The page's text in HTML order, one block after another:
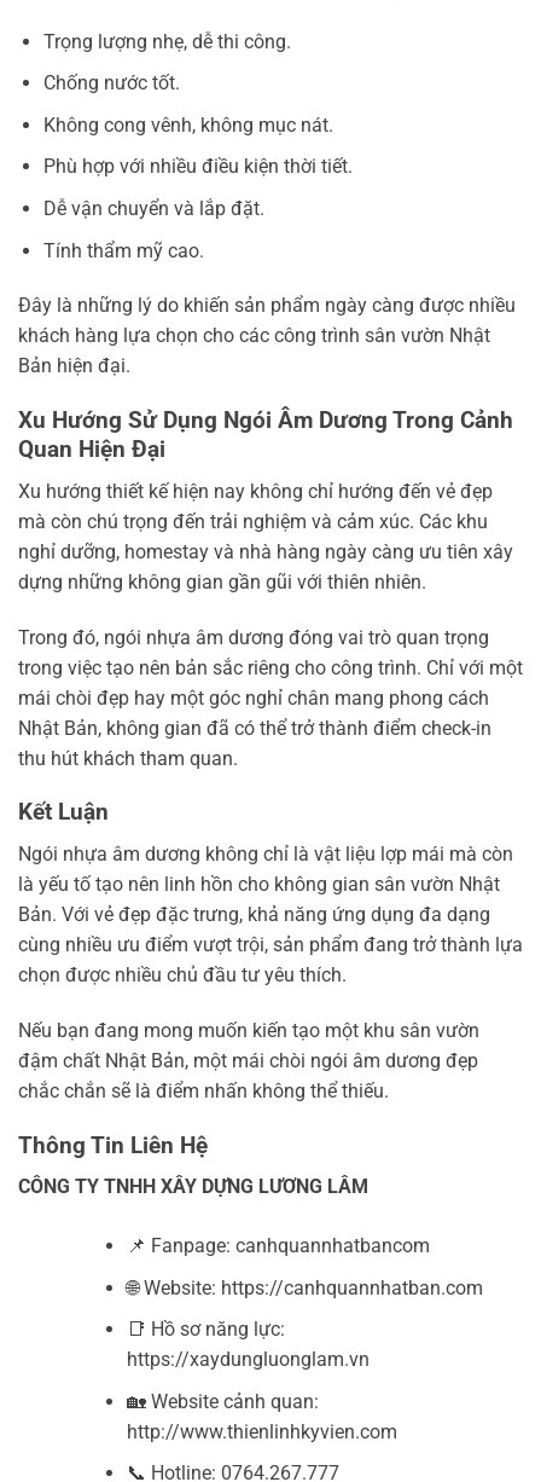
Trọng lượng nhẹ, dễ thi công.
Chống nước tốt.
Không cong vênh, không mục nát.
Phù hợp với nhiều điều kiện thời tiết.
Dễ vận chuyển và lắp đặt.
Tính thẩm mỹ cao.
Đây là những lý do khiến sản phẩm ngày càng được nhiều
khách hàng lựa chọn cho các công trình sân vườn Nhật
Bản hiện đại.
Xu Hướng Sử Dụng Ngói Âm Dương Trong Cảnh
Quan Hiện Đại
Xu hướng thiết kế hiện nay không chỉ hướng đến vẻ đẹp
mà còn chú trọng đến trải nghiệm và cảm xúc. Các khu
nghỉ dưỡng, homestay và nhà hàng ngày càng ưu tiên xây
dựng những không gian gần gũi với thiên nhiên.
Trong đó, ngói nhựa âm dương đóng vai trò quan trọng
trong việc tạo nên bản sắc riêng cho công trình. Chỉ với một
mái chòi đẹp hay một góc nghỉ chân mang phong cách
Nhật Bản, không gian đã có thể trở thành điểm check-in
thu hút khách tham quan.
Kết Luận
Ngói nhựa âm dương không chỉ là vật liệu lợp mái mà còn
là yếu tố tạo nên linh hồn cho không gian sân vườn Nhật
Bản. Với vẻ đẹp đặc trưng, khả năng ứng dụng đa dạng
cùng nhiều ưu điểm vượt trội, sản phẩm đang trở thành lựa
chọn được nhiều chủ đầu tư yêu thích.
Nếu bạn đang mong muốn kiến tạo một khu sân vườn
đậm chất Nhật Bản, một mái chòi ngói âm dương đẹp
chắc chắn sẽ là điểm nhấn không thể thiếu.
Thông Tin Liên Hệ
CÔNG TY TNHH XÂY DỰNG LƯƠNG LÂM
📌 Fanpage: canhquannhatbancom
🌐 Website: https://canhquannhatban.com
📑 Hồ sơ năng lực:
https://xaydungluonglam.vn
🏡 Website cảnh quan:
http://www.thienlinhkyvien.com
📞 Hotline: 0764.267.777